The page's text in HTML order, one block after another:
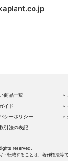
商品一覧
イド
シーポリシー
引法の表記
‣
‣
‣
reserved.
転載することは、著作権法等で